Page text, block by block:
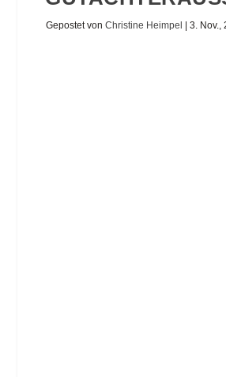
Gepostet von Christine Heimpel 3. Nov.,